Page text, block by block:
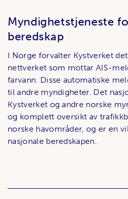
Myndighetstjeneste
beredskap
I Norge forvalter Kystverket
nettverket som mottar AIS-
farvann. Disse automatiske
til andre myndigheter. Det
Kystverket og andre norske
og komplett oversikt av
norske havområder, og er en
nasjonale beredskapen.